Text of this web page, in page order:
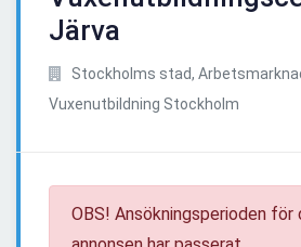
Järva
Stockholms stad,
Vuxenutbildning Stockholm
OBS! Ansökningsperioden för